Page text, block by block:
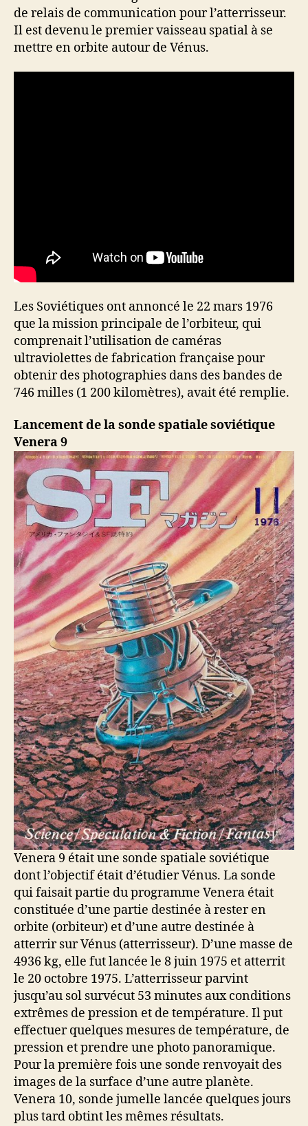
de relais de communication pour l’atterrisseur.
Il est devenu le premier vaisseau spatial à se
mettre en orbite autour de Vénus.
Les Soviétiques ont annoncé le 22 mars 1976
que la mission principale de l’orbiteur, qui
comprenait l’utilisation de caméras
ultraviolettes de fabrication française pour
obtenir des photographies dans des bandes de
746 milles (1 200 kilomètres), avait été remplie.
Lancement de la sonde spatiale soviétique
Venera 9
Venera 9 était une sonde spatiale soviétique
dont l’objectif était d’étudier Vénus. La sonde
qui faisait partie du programme Venera était
constituée d’une partie destinée à rester en
orbite (orbiteur) et d’une autre destinée à
atterrir sur Vénus (atterrisseur). D’une masse de
4936 kg, elle fut lancée le 8 juin 1975 et atterrit
le 20 octobre 1975. L’atterrisseur parvint
jusqu’au sol survécut 53 minutes aux conditions
extrêmes de pression et de température. Il put
effectuer quelques mesures de température, de
pression et prendre une photo panoramique.
Pour la première fois une sonde renvoyait des
images de la surface d’une autre planète.
Venera 10, sonde jumelle lancée quelques jours
plus tard obtint les mêmes résultats.